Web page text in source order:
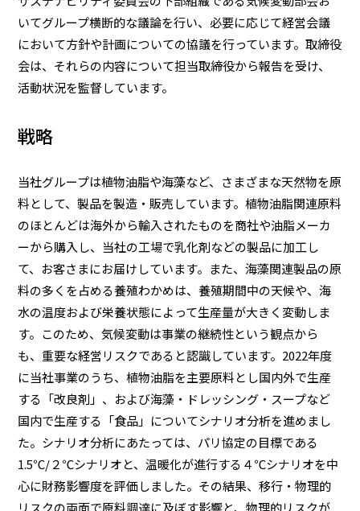
いてグループ横断的な議論を行い、必要に応じて経営会議
において方針や計画についての協議を行っています。取締役
会は、それらの内容について担当取締役から報告を受け、
活動状況を監督しています。
戦略
当社グループは植物油脂や海藻など、さまざまな天然物を原
料として、製品を製造・販売しています。植物油脂関連原料
のほとんどは海外から輸入されたものを商社や油脂メーカ
ーから購入し、当社の工場で乳化剤などの製品に加工し
て、お客さまにお届けしています。また、海藻関連製品の原
料の多くを占める養殖わかめは、養殖期間中の天候や、海
水の温度および栄養状態によって生産量が大きく変動しま
す。このため、気候変動は事業の継続性という観点から
も、重要な経営リスクであると認識しています。2022年度
に当社事業のうち、植物油脂を主要原料とし国内外で生産
する「改良剤」、および海藻・ドレッシング・スープなど
国内で生産する「食品」についてシナリオ分析を進めまし
た。シナリオ分析にあたっては、パリ協定の目標である
1.5℃/２℃シナリオと、温暖化が進行する４℃シナリオを中
心に財務影響度を評価しました。その結果、移行・物理的